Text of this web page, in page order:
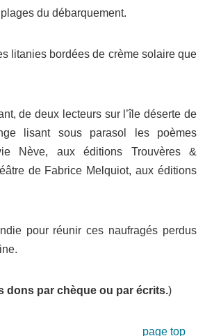
du débarquement.
litanies bordées de crème solaire que
de deux lecteurs sur l’île déserte de
lisant sous parasol les poèmes
Nève, aux éditions Trouvères &
de Fabrice Melquiot, aux éditions
pour réunir ces naufragés perdus
dons par chèque ou par écrits.)
page top